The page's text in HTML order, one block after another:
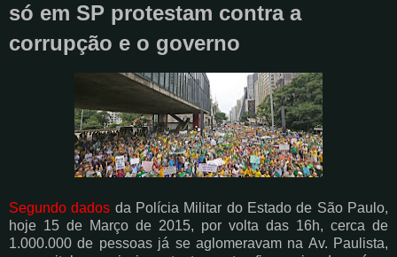
só em SP protestam contra a
corrupção e o governo
Segundo dados da Polícia Militar do Estado de São Paulo,
hoje 15 de Março de 2015, por volta das 16h, cerca de
1.000.000 de pessoas já se aglomeravam na Av. Paulista,